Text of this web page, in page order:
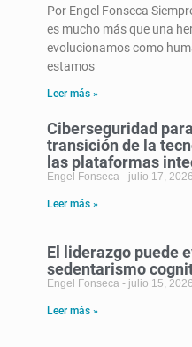
Por Engel Fonseca
es mucho más que una
evolucionamos como
estamos
Leer más »
Ciberseguridad
transición de la
las plataformas
Engel Fonseca julio 17, 2026
Leer más »
El liderazgo puede
sedentarismo
Engel Fonseca julio 15, 2026
Leer más »